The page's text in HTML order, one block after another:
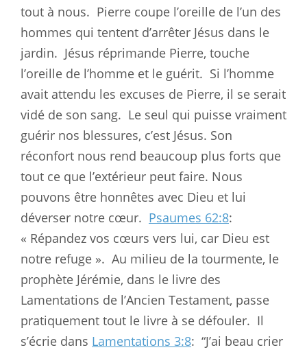
tout à nous. Pierre coupe l’oreille de l’un des
hommes qui tentent d’arrêter Jésus dans le
jardin. Jésus réprimande Pierre, touche
l’oreille de l’homme et le guérit. Si l’homme
avait attendu les excuses de Pierre, il se serait
vidé de son sang. Le seul qui puisse vraiment
guérir nos blessures, c’est Jésus. Son
réconfort nous rend beaucoup plus forts que
tout ce que l’extérieur peut faire. Nous
pouvons être honnêtes avec Dieu et lui
déverser notre cœur. Psaumes 62:8:
« Répandez vos cœurs vers lui, car Dieu est
notre refuge ». Au milieu de la tourmente, le
prophète Jérémie, dans le livre des
Lamentations de l’Ancien Testament, passe
pratiquement tout le livre à se défouler. Il
s’écrie dans Lamentations 3:8: “J’ai beau crier